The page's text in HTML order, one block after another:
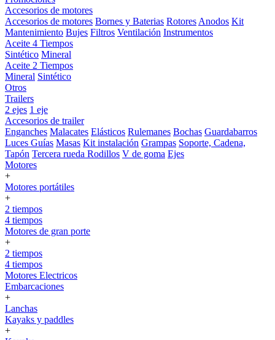
Accesorios de motores
Accesorios de motores Bornes y Baterias Rotores Anodos Kit
Mantenimiento Bujes Filtros Ventilación Instrumentos
Aceite 4 Tiempos
Sintético Mineral
Aceite 2 Tiempos
Mineral Sintético
Otros
Trailers
2 ejes 1 eje
Accesorios de trailer
Enganches Malacates Elásticos Rulemanes Bochas Guardabarros
Luces Guías Masas Kit instalación Grampas Soporte, Cadena,
Tapón Tercera rueda Rodillos V de goma Ejes
Motores
+
Motores portátiles
+
2 tiempos
4 tiempos
Motores de gran porte
+
2 tiempos
4 tiempos
Motores Electricos
Embarcaciones
+
Lanchas
Kayaks y paddles
+